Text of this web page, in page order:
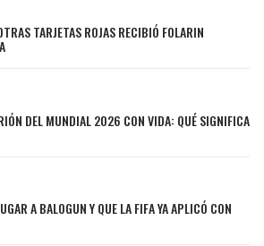
TARJETAS ROJAS RECIBIÓ FOLARIN
DEL MUNDIAL 2026 CON VIDA: QUÉ SIGNIFICA
A BALOGUN Y QUE LA FIFA YA APLICÓ CON